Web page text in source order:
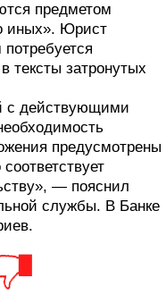
предметом
иных». Юрист
тексты затронутых
с действующими
предусмотрены
— пояснил
службы. В Банке